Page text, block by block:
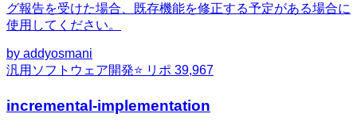
グ報告を受けた場合、既存機能を修正する予定がある場合に
使用してください。
by addyosmani
汎用 ソフトウェア開発⭐ リポ 39,967
incremental-implementation